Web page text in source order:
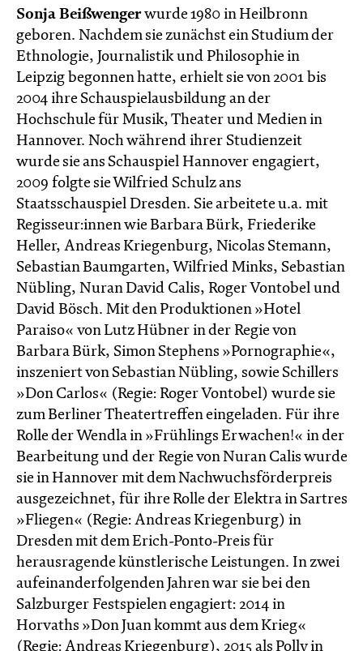
Sonja Beißwengerwurde 1980 in Heilbronn
geboren. Nachdem sie zunächst ein Studium der
Ethnologie, Journalistik und Philosophie in
Leipzig begonnen hatte, erhielt sie von 2001 bis
2004 ihre Schauspielausbildung an der
Hochschule für Musik, Theater und Medien in
Hannover. Noch während ihrer Studienzeit
wurde sie ans Schauspiel Hannover engagiert,
2009 folgte sie Wilfried Schulz ans
Staatsschauspiel Dresden. Sie arbeitete u.a. mit
Regisseur:innen wie Barbara Bürk, Friederike
Heller, Andreas Kriegenburg, Nicolas Stemann,
Sebastian Baumgarten, Wilfried Minks, Sebastian
Nübling, Nuran David Calis, Roger Vontobel und
David Bösch. Mit den Produktionen »Hotel
Paraiso« von Lutz Hübner in der Regie von
Barbara Bürk, Simon Stephens »Pornographie«,
inszeniert von Sebastian Nübling, sowie Schillers
»Don Carlos« (Regie: Roger Vontobel) wurde sie
zum Berliner Theatertreffen eingeladen. Für ihre
Rolle der Wendla in »Frühlings Erwachen!« in der
Bearbeitung und der Regie von Nuran Calis wurde
sie in Hannover mit dem Nachwuchsförderpreis
ausgezeichnet, für ihre Rolle der Elektra in Sartres
»Fliegen« (Regie: Andreas Kriegenburg) in
Dresden mit dem Erich-Ponto-Preis für
herausragende künstlerische Leistungen. In zwei
aufeinanderfolgenden Jahren war sie bei den
Salzburger Festspielen engagiert: 2014 in
Horvaths »Don Juan kommt aus dem Krieg«
(Regie: Andreas Kriegenburg), 2015 als Polly in